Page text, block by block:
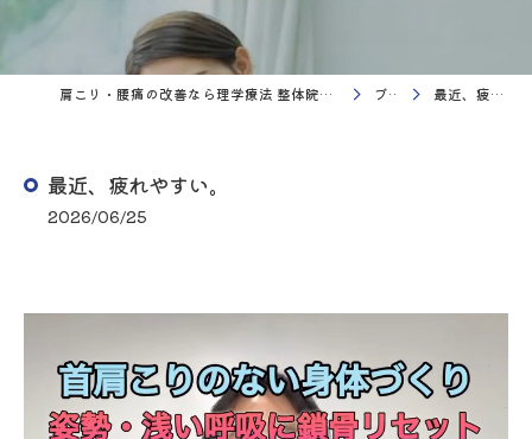
肩こり・腰痛の改善なら理学療法 整体院Regalo（横浜市神奈川区白楽駅） ブログ 最近、疲れやすい。
最近、疲れやすい。
2026/06/25